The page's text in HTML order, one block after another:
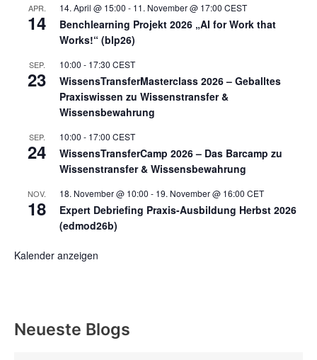
APR.
14
14. April @ 15:00 - 11. November @ 17:00 CEST
Benchlearning Projekt 2026 „AI for Work that
Works!“ (blp26)
SEP.
23
10:00 - 17:30 CEST
WissensTransferMasterclass 2026 – Geballtes
Praxiswissen zu Wissenstransfer &
Wissensbewahrung
SEP.
24
10:00 - 17:00 CEST
WissensTransferCamp 2026 – Das Barcamp zu
Wissenstransfer & Wissensbewahrung
NOV.
18
18. November @ 10:00 - 19. November @ 16:00 CET
Expert Debriefing Praxis-Ausbildung Herbst 2026
(edmod26b)
Kalender anzeigen
Neueste Blogs